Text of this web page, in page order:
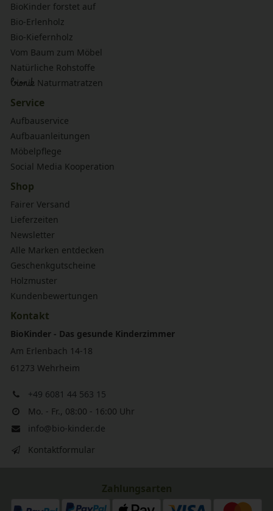
BioKinder forstet auf
Bio-Erlenholz
Bio-Kiefernholz
Vom Baum zum Möbel
Natürliche Rohstoffe
bionik Naturmatratzen
Service
Aufbauservice
Aufbauanleitungen
Möbelpflege
Social Media Kooperation
Shop
Fairer Versand
Lieferzeiten
Newsletter
Alle Marken entdecken
Geschenkgutscheine
Holzmuster
Kundenbewertungen
Kontakt
BioKinder - Das gesunde Kinderzimmer
Am Erlenbach 14-18
61273 Wehrheim
+49 6081 44 563 15
Mo. - Fr., 08:00 - 16:00 Uhr
info@bio-kinder.de
Kontaktformular
Zahlungsarten